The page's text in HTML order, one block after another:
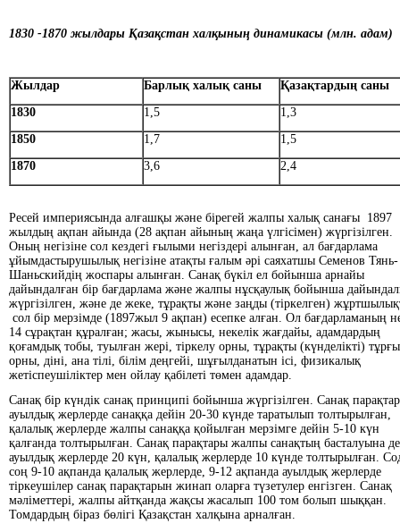
1830 -1870 жылдары Қазақстан халқының динамикасы (млн. адам)
Жылдар Барлық халық саны
Қазақтардың саны
1830
1,5
1,3
1850
1,7
1,5
1870
3,6 2,4
Ресей империясында алғашқы және бірегей жалпы халық санағы 1897
жылдың ақпан айында (28 ақпан айының жаңа үлгісімен) жүргізілген.
Оның негізіне сол кездегі ғылыми негіздері алынған, ал бағдарлама
ұйымдастырушылық негізіне атақты ғалым әрі саяхатшы Семенов Тянь-
Шаньскийдің жоспары алынған. Санақ бүкіл ел бойынша арнайы
дайындалған бір бағдарлама және жалпы нұсқаулық бойынша
жүргізілген, және де жеке, тұрақты және заңды (тіркелген)
сол бір мерзімде (1897жыл 9 ақпан) есепке алған. Ол бағдарламаның
14 сұрақтан құралған; жасы, жынысы, некелік жағдайы, адамдардың
қоғамдық тобы, туылған жері, тіркелу орны, тұрақты (күнделікті)
орны, діні, ана тілі, білім деңгейі, шұғылданатын ісі, физикалық
жетіспеушіліктер мен ойлау қабілеті төмен адамдар.
Санақ бір күндік санақ принципі бойынша жүргізілген. Санақ
ауылдық жерлерде санаққа дейін 20-30 күнде таратылып толтырылған,
қалалық жерлерде жалпы санаққа қойылған мерзімге дейін 5-10 күн
қалғанда толтырылған. Санақ парақтары жалпы санақтың басталуына
ауылдық жерлерде 20 күн, қалалық жерлерде 10 күнде толтырылған.
соң 9-10 ақпанда қалалық жерлерде, 9-12 ақпанда ауылдық жерлерде
тіркеушілер санақ парақтарын жинап оларға түзетулер енгізген. Санақ
мәліметтері, жалпы айтқанда жақсы жасалып 100 том болып шыққан.
Томдардың біраз бөлігі Қазақстан халқына арналған.